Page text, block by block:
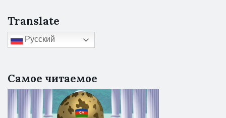
Translate
Русский
Самое читаемое